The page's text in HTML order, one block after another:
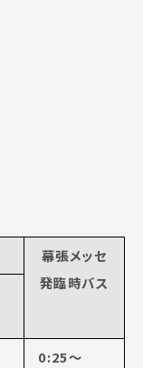
幕張メッセ
発臨時バス
0:25～